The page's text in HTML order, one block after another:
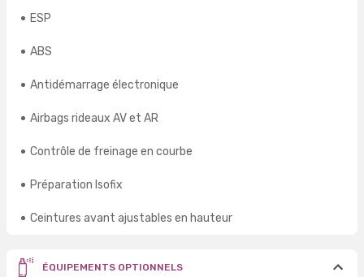
ESP
ABS
Antidémarrage électronique
Airbags rideaux AV et AR
Contrôle de freinage en courbe
Préparation Isofix
Ceintures avant ajustables en hauteur
ÉQUIPEMENTS OPTIONNELS